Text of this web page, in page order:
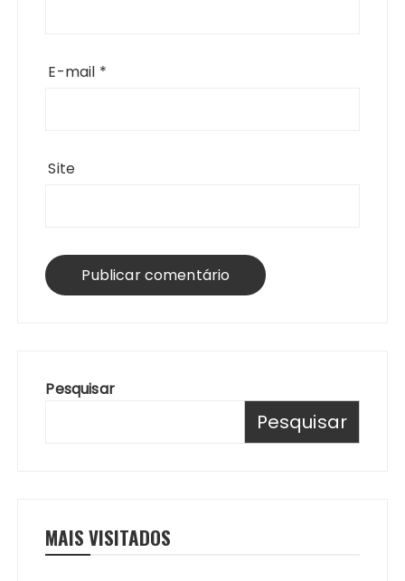
E-mail *
Site
Pesquisar
Pesquisar
MAIS VISITADOS